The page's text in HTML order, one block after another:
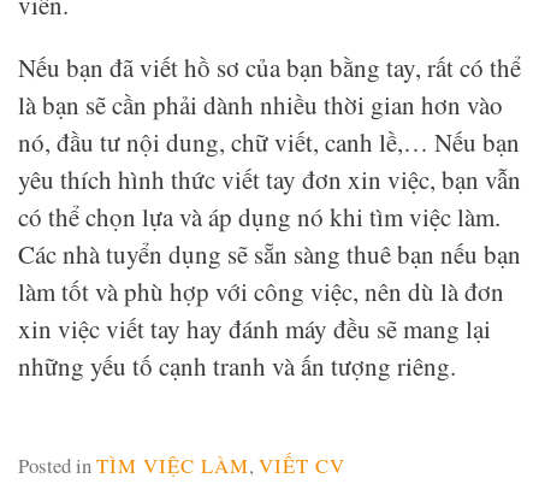
Nếu bạn đã viết hồ sơ của bạn bằng tay, rất có thể
là bạn sẽ cần phải dành nhiều thời gian hơn vào
nó, đầu tư nội dung, chữ viết, canh lề,… Nếu bạn
yêu thích hình thức viết tay đơn xin việc, bạn vẫn
có thể chọn lựa và áp dụng nó khi tìm việc làm.
Các nhà tuyển dụng sẽ sẵn sàng thuê bạn nếu bạn
làm tốt và phù hợp với công việc, nên dù là đơn
xin việc viết tay hay đánh máy đều sẽ mang lại
những yếu tố cạnh tranh và ấn tượng riêng.
Posted inTÌM VIỆC LÀM, VIẾT CV